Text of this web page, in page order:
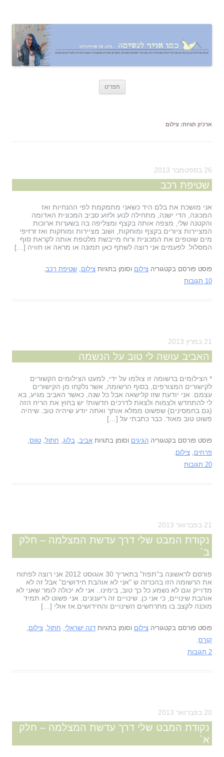
תפריט
ארכיון תגיות: צילום
26 בספטמבר 2013
שטיפת רכב
אני מושכת את בלם היד כשאני מתמקמת לפי ההנחיות ואז
המכונה, הדי ישנה, מתחילה לנוע ולזוע סביב המכונית האדומה
והקטנה שלי, מצפה אותה בקצף ומצליפה בה בשערות ארוכות
המציירות ציורים בקצף ומוחקות, ושוב מציירות ומוחקות ואז זרזיפי
מים שוטפים את המכונית ורוח מייבשת מלטפת אותה לקראת סוף
המסלול. לפעמים אני רוצה לשתף כאן תמונה או מראה או חוויה […]
פוסט פורסם בקטגוריה צילום וסומן בתגיות צילום, שטיפת רכב.
10 תגובות
21 במרץ 2013
האביב עושה לי טוב על הנשמה
* הצילומים ברשומה זו צולמו על ידי, למעט הצילומים הקשורים
לקישורים המצורפים, בסוף הרשומה, אשר נלקחו מן הקישורים
עצמם. אני יודעת שזו קלישאה אבל כל שנה, כאשר האביב מגיע, בא
לי להתחדש ולצמוח ולצאת לדרכים חדשות! יש בחוץ את הריח הזה
(גם בחמסינים) שפשוט ממלא אותך ואתה יודע שיהיה טוב. שיהיה
פשוט טוב מאוד. כבר כתבתי על […]
פוסט פורסם בקטגוריה הגיגים וסומן בתגיות אביב, בלוג, חתול, טווס,
פרחים, צילום.
20 תגובות
21 בפברואר 2013
נקודת המבט שלי דרך עדשת המצלמה – חלק
ב`
פורסם לראשונה ב"תפוז" בתאריך 30 אוגוסט 2012 אני רוצה לפתוח
את הרשומה הזו בהכרזה ש "אני לא אוהבת חידושים" אבל זה לא
מדוייק וגם לא נשמע כל כך טוב, בימינו.. אני לא יכולה לומר שאני לא
אוהבת שינויים, כי אני כן. שינויים זה ריענונים. אני פשוט לא תמיד
מוכנה לקצב בו מתרחשים השינויים והחידושים.אז אולי […]
פוסט פורסם בקטגוריה צילום וסומן בתגיות דנה ישראלי, חתול, צילום,
קורס.
2 תגובות
20 בפברואר 2013
נקודת המבט שלי דרך עדשת המצלמה – חלק
א`